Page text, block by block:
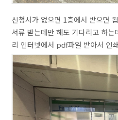
신청서가 없으면 1층에서 받으면
서류 받는데만 해도 기다리고 하는
리 인터넷에서 pdf파일 받아서 인